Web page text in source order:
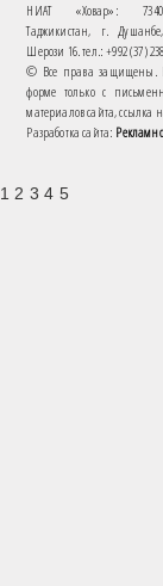
НИАТ «Ховар»:
Таджикистан, г.
Шерози 16. тел.: +992 (37)
© Все права защищены.
форме только с
материалов сайта, ссылка
Разработка сайта:
1 2 3 4 5